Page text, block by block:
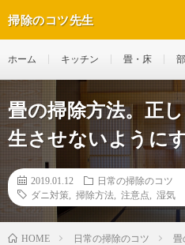
掃除のコツ先生
ホーム キッチン 畳・床
畳の掃除方法。正
生させないように
2019.01.12
日常の掃除のコツ
ダニ対策
掃除方法 注意点 湿気
HOME 日常の掃除のコツ 畳